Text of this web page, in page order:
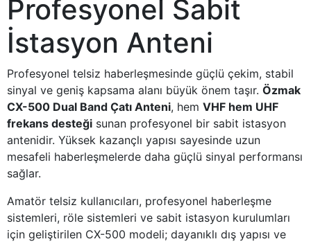
Profesyonel Sabit
İstasyon Anteni
Profesyonel telsiz haberleşmesinde güçlü çekim, stabil
sinyal ve geniş kapsama alanı büyük önem taşır.Özmak
CX-500 Dual Band Çatı Anteni, hemVHF hem UHF
frekans desteği sunan profesyonel bir sabit istasyon
antenidir. Yüksek kazançlı yapısı sayesinde uzun
mesafeli haberleşmelerde daha güçlü sinyal performansı
sağlar.
Amatör telsiz kullanıcıları, profesyonel haberleşme
sistemleri, röle sistemleri ve sabit istasyon kurulumları
için geliştirilen CX-500 modeli; dayanıklı dış yapısı ve